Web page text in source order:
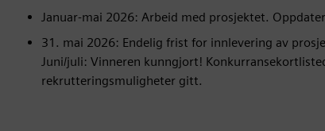
Januar-mai 2026: Arbeid med prosjektet.
31. mai 2026: Endelig frist for innlevering av
Juni/juli: Vinneren kunngjort!
rekrutteringsmuligheter gitt.